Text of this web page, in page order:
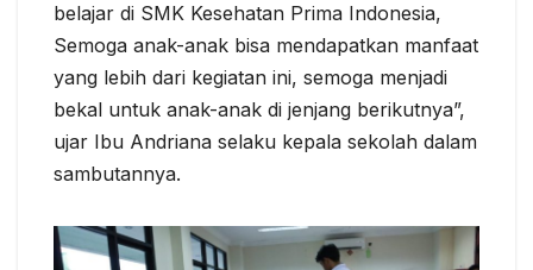
belajar di SMK Kesehatan Prima Indonesia,
Semoga anak-anak bisa mendapatkan manfaat
yang lebih dari kegiatan ini, semoga menjadi
bekal untuk anak-anak di jenjang berikutnya”,
ujar Ibu Andriana selaku kepala sekolah dalam
sambutannya.